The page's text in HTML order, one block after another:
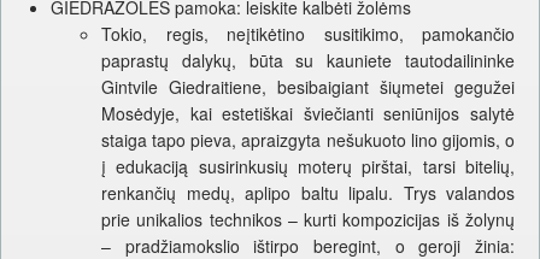
GIEDRAŽOLĖS pamoka: leiskite kalbėti žolėms
Tokio, regis, neįtikėtino susitikimo, pamokančio
paprastų dalykų, būta su kauniete tautodailininke
Gintvile Giedraitiene, besibaigiant šiųmetei gegužei
Mosėdyje, kai estetiškai šviečianti seniūnijos salytė
staiga tapo pieva, apraizgyta nešukuoto lino gijomis, o
į edukaciją susirinkusių moterų pirštai, tarsi bitelių,
renkančių medų, aplipo baltu lipalu. Trys valandos
prie unikalios technikos – kurti kompozicijas iš žolynų
– pradžiamokslio ištirpo beregint, o geroji žinia: